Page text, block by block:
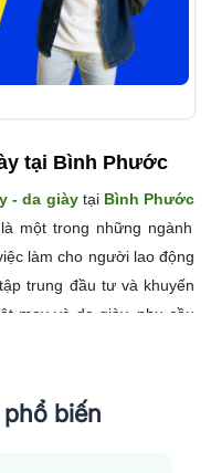
tại Bình Phước
- da giàytại Bình Phước
một trong những ngành
làm cho người lao động
trung đầu tư và khuyến
may và da giày, nhu cầu
phải có những kỹ năng
sản xuất để đáp ứng nhu
biến